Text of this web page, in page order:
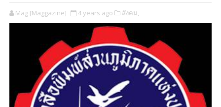
Mag [Maggazine] 4 years ago สังคม,